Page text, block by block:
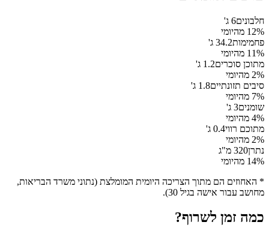
חלבונים6 ג'
12% מהיומי
פחמימות34.2 ג'
11% מהיומי
מתוכן סוכרים1.2 ג'
2% מהיומי
סיבים תזונתיים1.8 ג'
7% מהיומי
שומנים3 ג'
4% מהיומי
מתוכם רווי0.4 ג'
2% מהיומי
נתרן320 מ"ג
14% מהיומי
* האחוזים הם מתוך הצריכה היומית המומלצת (נתוני משרד הבריאות,
מחושב עבור אישה בגיל 30).
כמה זמן לשרוף?